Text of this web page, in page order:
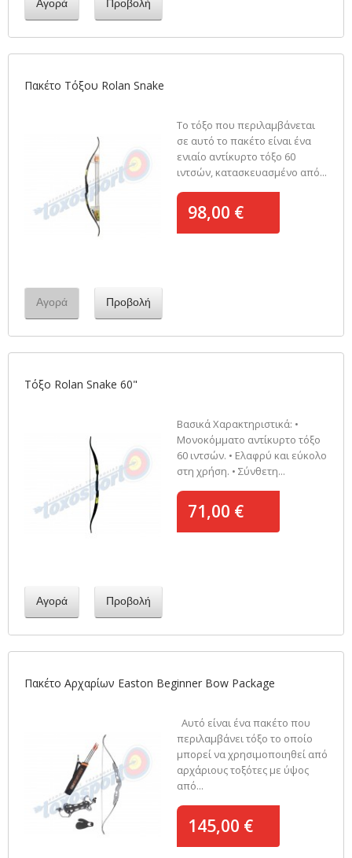
Αγορά Προβολή
Πακέτο Τόξου Rolan Snake
Το τόξο που περιλαμβάνεται
σε αυτό το πακέτο είναι ένα
ενιαίο αντίκυρτο τόξο 60
ιντσών, κατασκευασμένο από...
98,00 €
Αγορά Προβολή
Τόξο Rolan Snake 60"
Βασικά Χαρακτηριστικά: •
Μονοκόμματο αντίκυρτο τόξο
60 ιντσών. • Ελαφρύ και εύκολο
στη χρήση. • Σύνθετη...
71,00 €
Αγορά Προβολή
Πακέτο Αρχαρίων Easton Beginner Bow Package
Αυτό είναι ένα πακέτο που
περιλαμβάνει τόξο το οποίο
μπορεί να χρησιμοποιηθεί από
αρχάριους τοξότες με ύψος
από...
145,00 €